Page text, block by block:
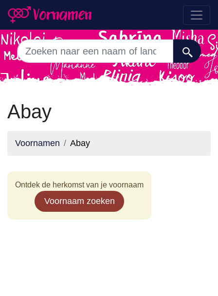
Abay
Voornamen Abay
Ontdek de herkomst van je voornaam
Voornaam zoeken